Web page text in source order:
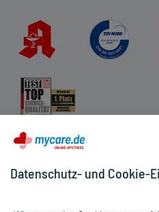
Datenschutz- und Cookie-